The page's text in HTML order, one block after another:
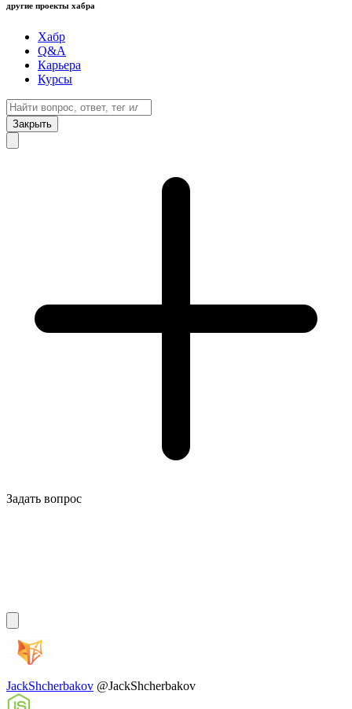
другие проекты хабра
Хабр
Q&A
Карьера
Курсы
Закрыть
Задать вопрос
JackShcherbakov @JackShcherbakov